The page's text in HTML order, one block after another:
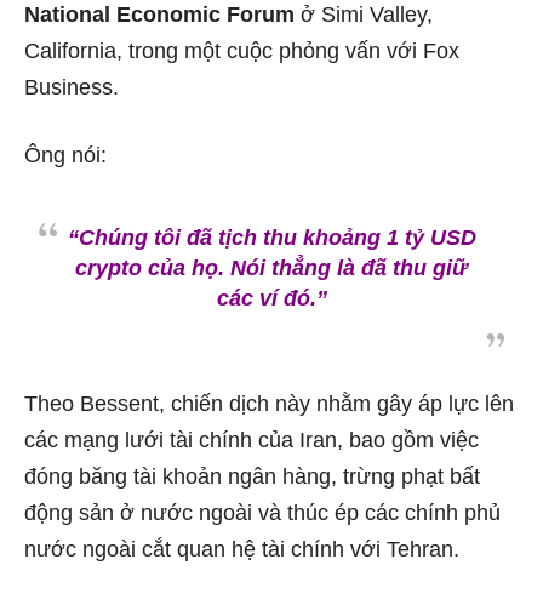
National Economic Forum ở Simi Valley,
California, trong một cuộc phỏng vấn với Fox
Business.
Ông nói:
“Chúng tôi đã tịch thu khoảng 1 tỷ USD
crypto của họ. Nói thẳng là đã thu giữ
các ví đó.”
Theo Bessent, chiến dịch này nhằm gây áp lực lên
các mạng lưới tài chính của Iran, bao gồm việc
đóng băng tài khoản ngân hàng, trừng phạt bất
động sản ở nước ngoài và thúc ép các chính phủ
nước ngoài cắt quan hệ tài chính với Tehran.